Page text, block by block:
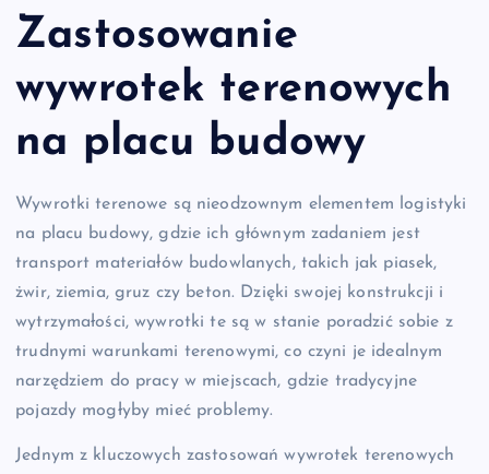
Zastosowanie
wywrotek terenowych
na placu budowy
Wywrotki terenowe są nieodzownym elementem logistyki
na placu budowy, gdzie ich głównym zadaniem jest
transport materiałów budowlanych, takich jak piasek,
żwir, ziemia, gruz czy beton. Dzięki swojej konstrukcji i
wytrzymałości, wywrotki te są w stanie poradzić sobie z
trudnymi warunkami terenowymi, co czyni je idealnym
narzędziem do pracy w miejscach, gdzie tradycyjne
pojazdy mogłyby mieć problemy.
Jednym z kluczowych zastosowań wywrotek terenowych